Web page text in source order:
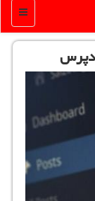
منو